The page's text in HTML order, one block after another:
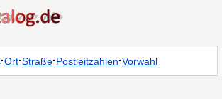
·Ort·Straße·Postleitzahlen·Vorwahl